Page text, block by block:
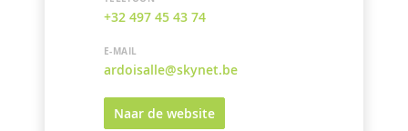
+32 497 45 43 74
E-MAIL
ardoisalle@skynet.be
Naar de website